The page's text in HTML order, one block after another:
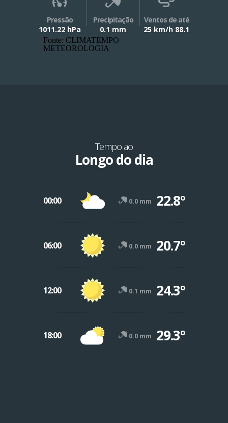
Pressão
1011.22 hPa
Precipitação
0.1 mm
Ventos de até
25 km/h 88.1
Fonte: CLIMATEMPO
METEOROLOGIA
Tempo ao
Longo do dia
00:00 0.0 mm 22.8º
06:00 0.0 mm 20.7º
12:00 0.1 mm 24.3º
18:00 0.0 mm 29.3º